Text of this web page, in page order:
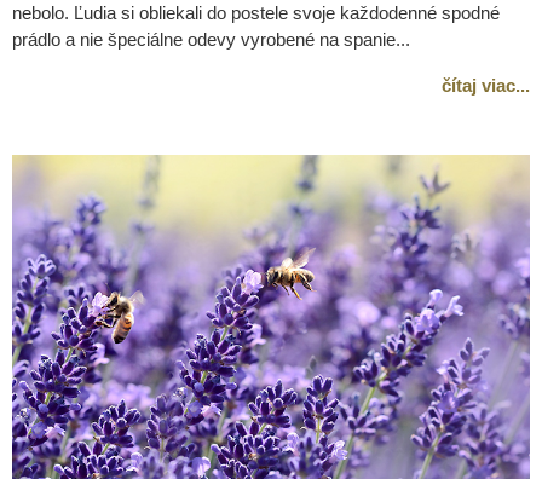
nebolo. Ľudia si obliekali do postele svoje každodenné spodné
prádlo a nie špeciálne odevy vyrobené na spanie...
čítaj viac...